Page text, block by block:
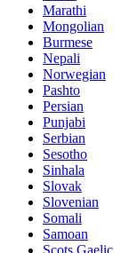
Marathi
Mongolian
Burmese
Nepali
Norwegian
Pashto
Persian
Punjabi
Serbian
Sesotho
Sinhala
Slovak
Slovenian
Somali
Samoan
Scots Gaelic